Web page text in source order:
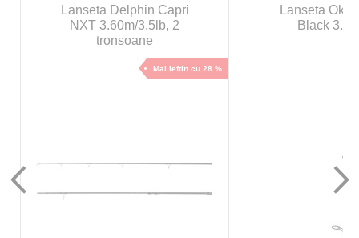
Lanseta Delphin Capri
NXT 3.60m/3.5lb, 2
tronsoane
Mai ieftin cu 28 %
Lanseta
Black